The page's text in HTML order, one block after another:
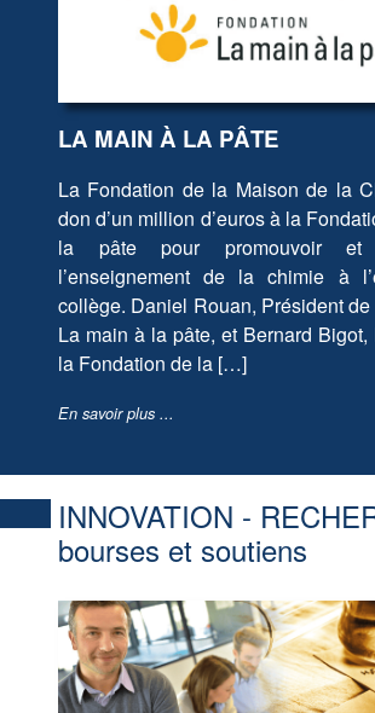
LA MAIN À LA PÂTE
La Fondation de la Maison de la
don d’un million d’euros à la
la pâte pour promouvoir et
l’enseignement de la chimie à
collège. Daniel Rouan, Président
La main à la pâte, et Bernard
la Fondation de la […]
En savoir plus ...
INNOVATION -
bourses et soutiens